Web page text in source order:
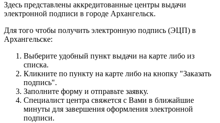
Здесь представлены аккредитованные центры выдачи
электронной подписи в городе Архангельск.
Для того чтобы получить электронную подпись (ЭЦП) в
Архангельске:
Выберите удобный пункт выдачи на карте либо из
списка.
Кликните по пункту на карте либо на кнопку "Заказать
подпись".
Заполните форму и отправьте заявку.
Специалист центра свяжется с Вами в ближайшие
минуты для завершения оформления электронной
подписи.